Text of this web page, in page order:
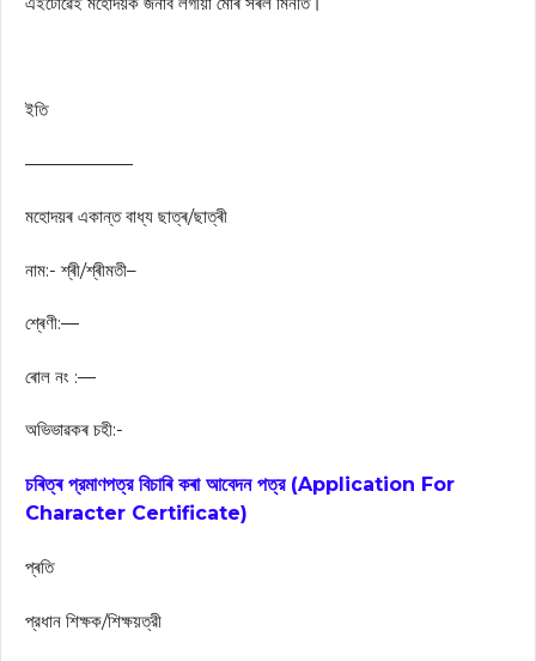
ইতি
——————
মহোদয়ৰ একান্ত বাধ্য ছাত্ৰ/ছাত্ৰী
নাম:- শ্ৰী/শ্ৰীমতী–
শ্ৰেণী:—
ৰোল নং :—
অভিভাৱকৰ চহী:-
চৰিত্ৰ প্রমাণপত্র বিচাৰি কৰা আবেদন পত্র (Application For
Character Certificate)
প্ৰতি
প্রধান শিক্ষক/শিক্ষয়ত্রী